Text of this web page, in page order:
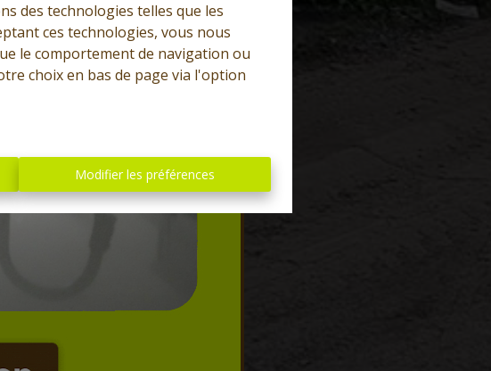
des technologies telles que les
ces technologies, vous nous
le comportement de navigation ou
choix en bas de page via l'option
Modifier les préférences